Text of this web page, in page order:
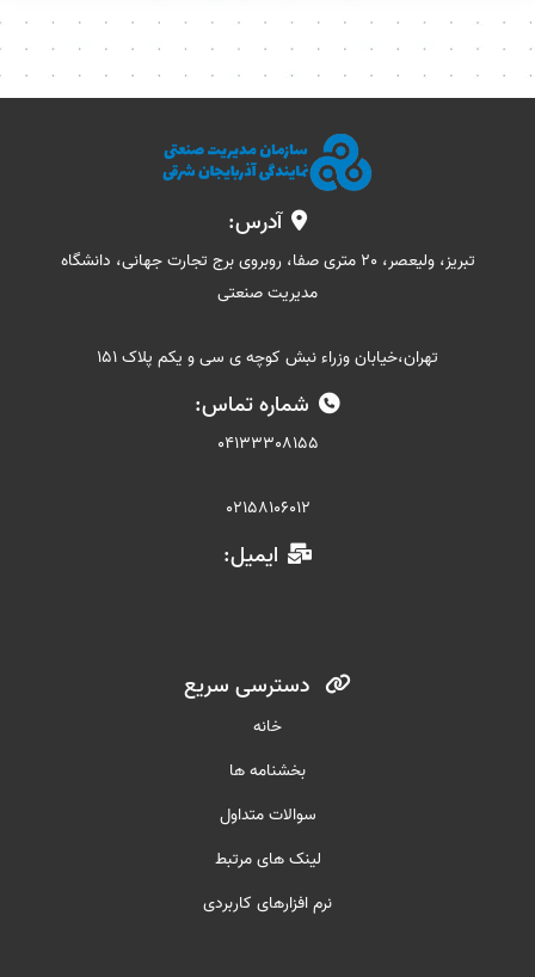
آدرس:
تبریز، ولیعصر، 20 متری صفا، روبروی برج تجارت جهانی، دانشگاه
مدیریت صنعتی
تهران،خیابان وزراء نبش کوچه ی سی و یکم پلاک 151
شماره تماس:
04133308155
02158106012
ایمیل:
دسترسی سریع
خانه
بخشنامه ها
سوالات متداول
لینک های مرتبط
نرم افزارهای کاربردی